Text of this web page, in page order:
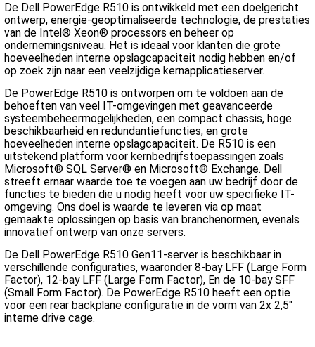
De Dell PowerEdge R510 is ontwikkeld met een doelgericht
ontwerp, energie-geoptimaliseerde technologie, de prestaties
van de Intel® Xeon® processors en beheer op
ondernemingsniveau. Het is ideaal voor klanten die grote
hoeveelheden interne opslagcapaciteit nodig hebben en/of
op zoek zijn naar een veelzijdige kernapplicatieserver.
De PowerEdge R510 is ontworpen om te voldoen aan de
behoeften van veel IT-omgevingen met geavanceerde
systeembeheermogelijkheden, een compact chassis, hoge
beschikbaarheid en redundantiefuncties, en grote
hoeveelheden interne opslagcapaciteit. De R510 is een
uitstekend platform voor kernbedrijfstoepassingen zoals
Microsoft® SQL Server® en Microsoft® Exchange. Dell
streeft ernaar waarde toe te voegen aan uw bedrijf door de
functies te bieden die u nodig heeft voor uw specifieke IT-
omgeving. Ons doel is waarde te leveren via op maat
gemaakte oplossingen op basis van branchenormen, evenals
innovatief ontwerp van onze servers.
De Dell PowerEdge R510 Gen11-server is beschikbaar in
verschillende configuraties, waaronder 8-bay LFF (Large Form
Factor), 12-bay LFF (Large Form Factor), En de 10-bay SFF
(Small Form Factor). De PowerEdge R510 heeft een optie
voor een rear backplane configuratie in de vorm van 2x 2,5"
interne drive cage.